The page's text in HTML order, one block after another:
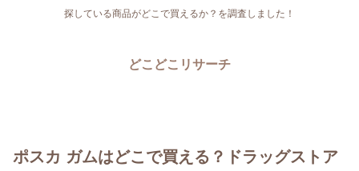
探している商品がどこで買えるか？を調査しました！
どこどこリサーチ
ポスカ ガムはどこで買える？ドラッグストア